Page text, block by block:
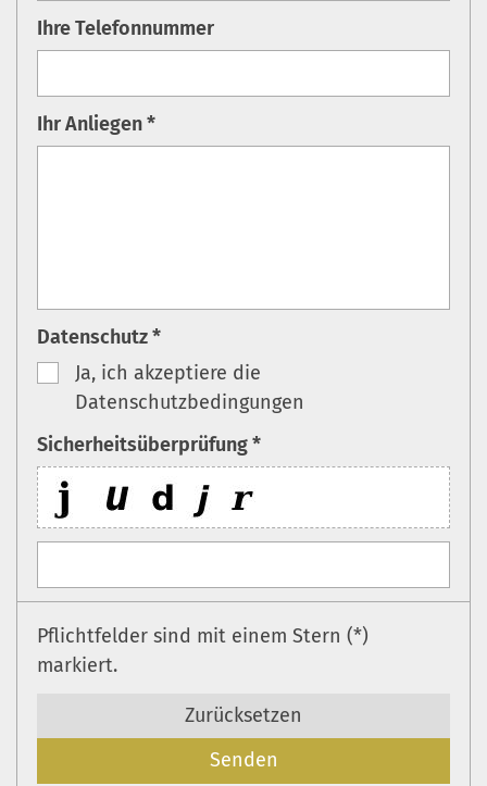
Ihre Telefonnummer
Ihr Anliegen *
Datenschutz *
Ja, ich akzeptiere die
Datenschutzbedingungen
Sicherheitsüberprüfung *
Pflichtfelder sind mit einem Stern (*)
markiert.
Zurücksetzen